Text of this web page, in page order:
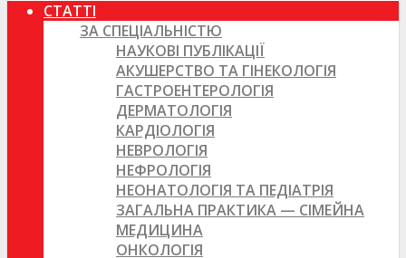
СТАТТІ
ЗА СПЕЦІАЛЬНІСТЮ
НАУКОВІ ПУБЛІКАЦІЇ
АКУШЕРСТВО ТА ГІНЕКОЛОГІЯ
ГАСТРОЕНТЕРОЛОГІЯ
ДЕРМАТОЛОГІЯ
КАРДІОЛОГІЯ
НЕВРОЛОГІЯ
НЕФРОЛОГІЯ
НЕОНАТОЛОГІЯ ТА ПЕДІАТРІЯ
ЗАГАЛЬНА ПРАКТИКА — СІМЕЙНА
МЕДИЦИНА
ОНКОЛОГІЯ